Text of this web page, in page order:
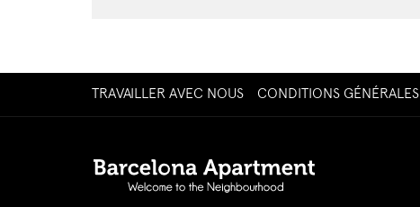
TRAVAILLER AVEC NOUSOUVRIR
DANS
NOUVEL
ONGLET
CONDITIONS GÉNÉRALES